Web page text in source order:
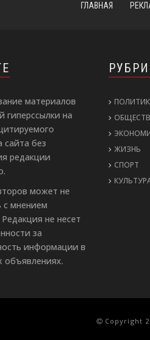
ГЛАВНАЯ
материалов
гиперссылки на
сайта без
редакции
может не
с мнением
не несет
за
информации в
объявлениях.
ЖИЗНЬ
СПОРТ
Copyright